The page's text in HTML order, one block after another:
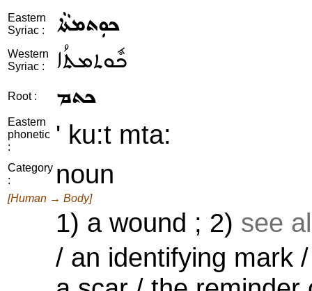
Eastern
Syriac :
ܟܘܼܬܡܬܵܐ
Western
Syriac :
ܟܽܘܬܡܬܳܐ
Root : ܟܬܡ
Eastern
phonetic
:
' ku:t mta:
Category
:
noun
[Human → Body]
1) a wound ; 2) see
/ an identifying mark